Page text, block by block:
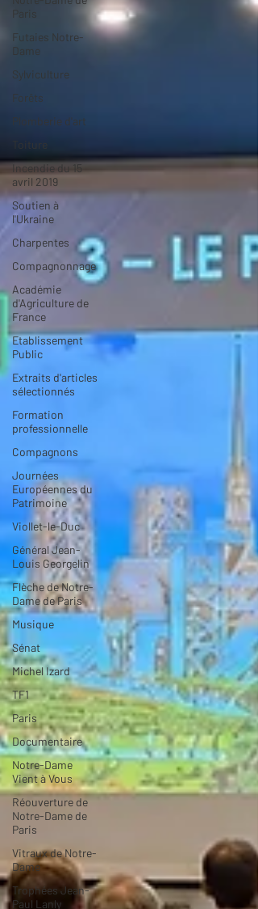
Paris
Futaies Notre-
Dame
Sylviculture
Forêts
Plomberie d'art
Incendie du 15
avril 2019
Soutien à
l'Ukraine
Charpentes
Compagnonnage
Académie
d'Agriculture de
France
Etablissement
Public
Extraits d'articles
sélectionnés
Formation
professionnelle
Compagnons
Journées
Européennes du
Patrimoine
Viollet-le-Duc
Général Jean-
Louis Georgelin
Flèche de Notre-
Dame de Paris
Musique
Sénat
Michel Izard
TF1
Paris
Documentaire
Notre-Dame
Vient à Vous
Réouverture de
Notre-Dame de
Paris
Vitraux de Notre-
Dame
Trophées Jean-
Paul Lanly